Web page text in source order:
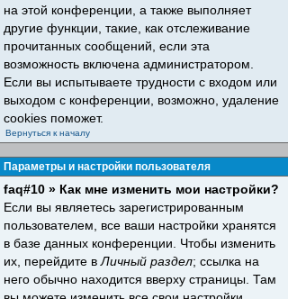
на этой конференции, а также выполняет
другие функции, такие, как отслеживание
прочитанных сообщений, если эта
возможность включена администратором.
Если вы испытываете трудности с входом или
выходом с конференции, возможно, удаление
cookies поможет.
Вернуться к началу
Параметры и настройки пользователя
faq#10 » Как мне изменить мои настройки?
Если вы являетесь зарегистрированным
пользователем, все ваши настройки хранятся
в базе данных конференции. Чтобы изменить
их, перейдите в Личный раздел; ссылка на
него обычно находится вверху страницы. Там